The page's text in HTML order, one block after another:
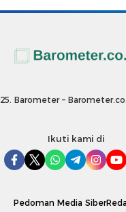
Barometer –
Ikuti kami di
Pedoman Media Siber